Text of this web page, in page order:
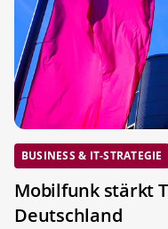
BUSINESS & IT-STRATEGIE
Mobilfunk stärkt
Deutschland